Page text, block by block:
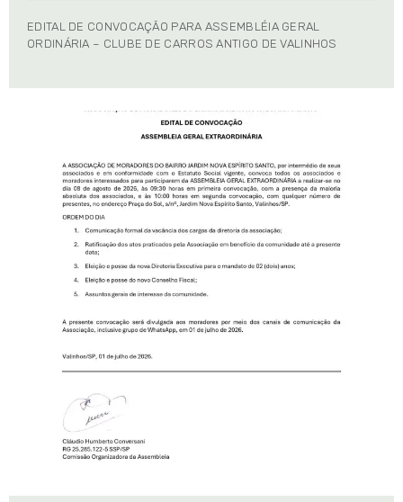
EDITAL DE CONVOCAÇÃO PARA ASSEMBLÉIA GERAL
ORDINÁRIA – CLUBE DE CARROS ANTIGO DE VALINHOS